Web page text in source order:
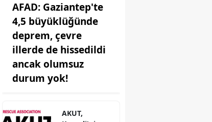
AFAD: Gaziantep'te
4,5 büyüklüğünde
deprem, çevre
illerde de hissedildi
ancak olumsuz
durum yok!
AKUT,